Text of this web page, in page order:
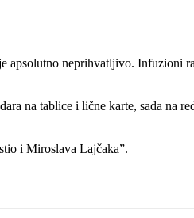
apsolutno neprihvatljivo. Infuzioni
na tablice i lične karte, sada na
i Miroslava Lajčaka”.